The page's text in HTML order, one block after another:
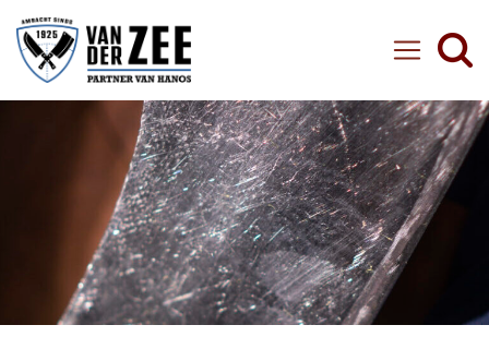
Ambachtelijke Slager van der Zee